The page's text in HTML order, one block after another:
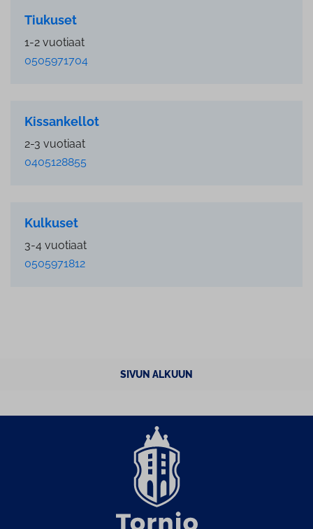
Tiukuset
1-2 vuotiaat
0505971704
Kissankellot
2-3 vuotiaat
0405128855
Kulkuset
3-4 vuotiaat
0505971812
SIVUN ALKUUN